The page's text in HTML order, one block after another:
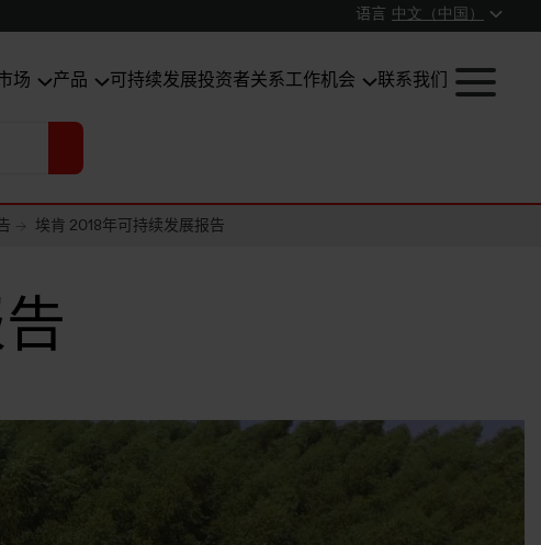
语言 中文（中国）
场 产品 可持续发展投资者关系工作机会 联系我们
埃肯 2018年可持续发展报告